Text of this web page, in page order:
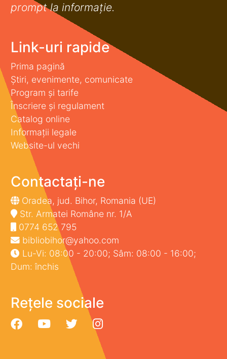
prompt la informaţie.
Link-uri rapide
Prima pagină
Știri, evenimente, comunicate
Program și tarife
Înscriere și regulament
Catalog online
Informații legale
Website-ul vechi
Contactați-ne
Oradea, jud. Bihor, Romania (UE)
Str. Armatei Române nr. 1/A
0774 652 795
bibliobihor@yahoo.com
Lu-Vi: 08:00 - 20:00; Sâm: 08:00 - 16:00;
Dum: închis
Rețele sociale